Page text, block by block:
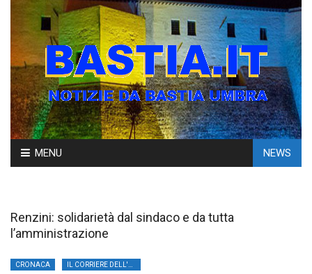
Skip
to
MENU NEWS
Renzini: solidarietà dal sindaco e da tutta
l’amministrazione
CRONACA